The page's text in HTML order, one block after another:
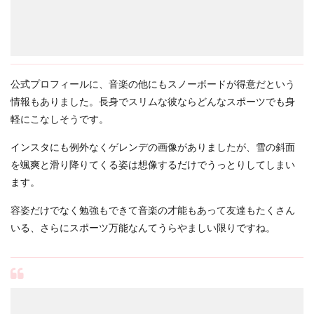
公式プロフィールに、音楽の他にもスノーボードが得意だという
情報もありました。長身でスリムな彼ならどんなスポーツでも身
軽にこなしそうです。
インスタにも例外なくゲレンデの画像がありましたが、雪の斜面
を颯爽と滑り降りてくる姿は想像するだけでうっとりしてしまい
ます。
容姿だけでなく勉強もできて音楽の才能もあって友達もたくさん
いる、さらにスポーツ万能なんてうらやましい限りですね。